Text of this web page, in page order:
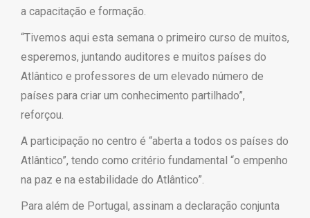
a capacitação e formação.
“Tivemos aqui esta semana o primeiro curso de muitos,
esperemos, juntando auditores e muitos países do
Atlântico e professores de um elevado número de
países para criar um conhecimento partilhado”,
reforçou.
A participação no centro é “aberta a todos os países do
Atlântico”, tendo como critério fundamental “o empenho
na paz e na estabilidade do Atlântico”.
Para além de Portugal, assinam a declaração conjunta